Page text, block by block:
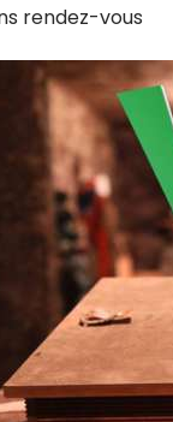
rendez-vous